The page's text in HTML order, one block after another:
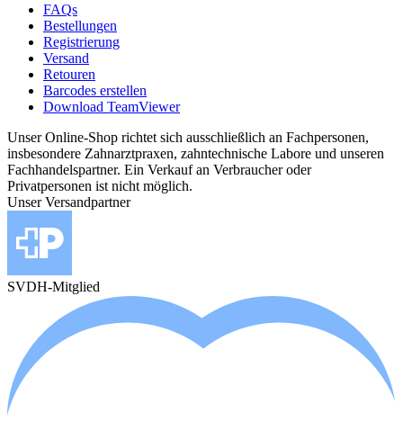
FAQs
Bestellungen
Registrierung
Versand
Retouren
Barcodes erstellen
Download TeamViewer
Unser Online-Shop richtet sich ausschließlich an Fachpersonen,
insbesondere Zahnarztpraxen, zahntechnische Labore und unseren
Fachhandelspartner. Ein Verkauf an Verbraucher oder
Privatpersonen ist nicht möglich.
Unser Versandpartner
SVDH-Mitglied